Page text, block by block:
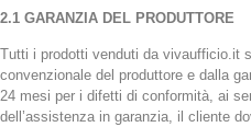
2.1 GARANZIA DEL PRODUTTORE
Tutti i prodotti venduti da vivaufficio.it
convenzionale del produttore e dalla
24 mesi per i difetti di conformità, ai
dell’assistenza in garanzia, il cliente